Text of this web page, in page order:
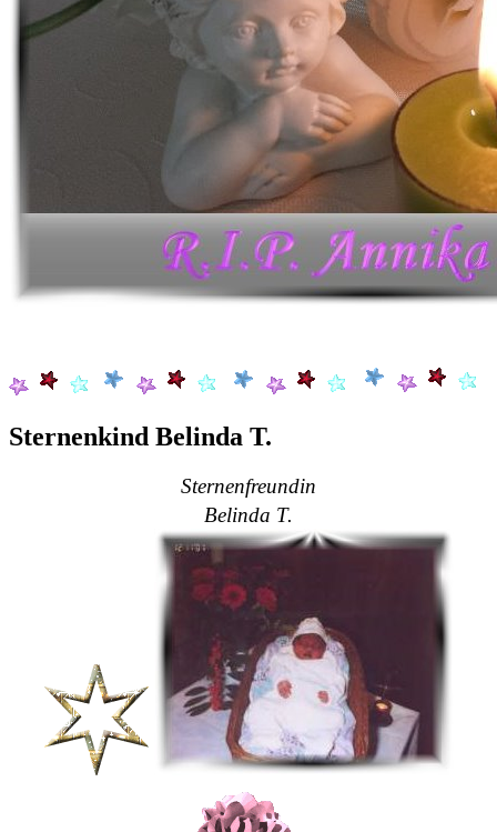
Sternenkind Belinda T.
Sternenfreundin
Belinda T.